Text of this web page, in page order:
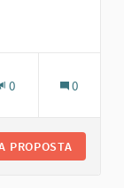
0 0
PROPOSTA